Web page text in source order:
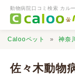
動物病院口コミ検索 カル
Calooペット 神奈
佐々木動物